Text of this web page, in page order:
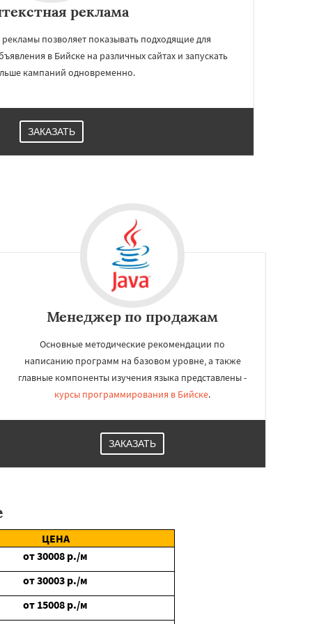
реклама
позволяет показывать подходящие для
в Бийске на различных сайтах и запускать
кампаний одновременно.
ЗАКАЗАТЬ
Менеджер по продажам
Основные методические рекомендации по
написанию программ на базовом уровне, а также
главные компоненты изучения языка представлены -
курсы программирования в Бийске.
ЗАКАЗАТЬ
ЦЕНА
от30008 р./м
от30003 р./м
от 15008 р./м